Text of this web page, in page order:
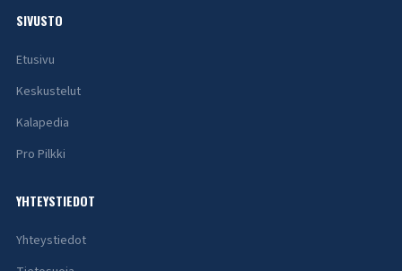
SIVUSTO
Etusivu
Keskustelut
Kalapedia
Pro Pilkki
YHTEYSTIEDOT
Yhteystiedot